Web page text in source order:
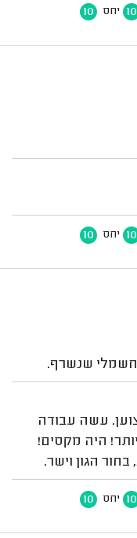
10 יחס 10
10 יחס 10
שנשרף.
עשה עבודה
היה מקסים!
הגון וישר.
10 יחס 10